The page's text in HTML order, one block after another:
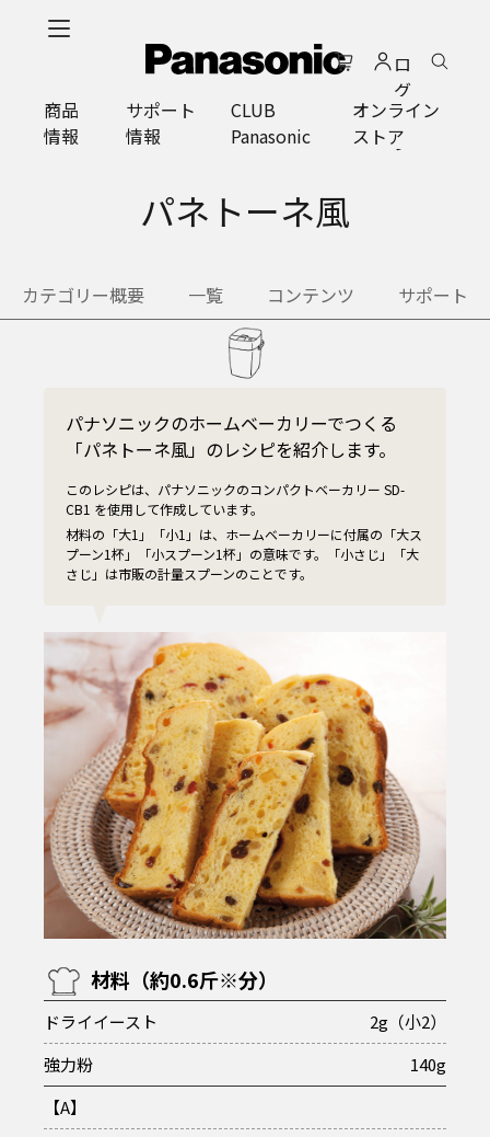
プ
ロ
グ
イ
ン
商品
情報
サポート
情報
CLUB
Panasonic
オンライン
ストア
パネトーネ風
カテゴリー概要 一覧 コンテンツ サポート
パナソニックのホームベーカリーでつくる
「パネトーネ風」のレシピを紹介します。
このレシピは、パナソニックのコンパクトベーカリー SD-
CB1 を使用して作成しています。
材料の「大1」「小1」は、ホームベーカリーに付属の「大ス
プーン1杯」「小スプーン1杯」の意味です。「小さじ」「大
さじ」は市販の計量スプーンのことです。
材料（約0.6斤※分）
ドライイースト
2g（小2）
強力粉
140g
【A】